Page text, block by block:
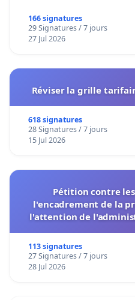
166 signatures
29 Signatures / 7 jours
27 Jul 2026
Réviser la grille
618 signatures
28 Signatures / 7 jours
15 Jul 2026
Pétition contre
l'encadrement de la
l'attention de
113 signatures
27 Signatures / 7 jours
28 Jul 2026